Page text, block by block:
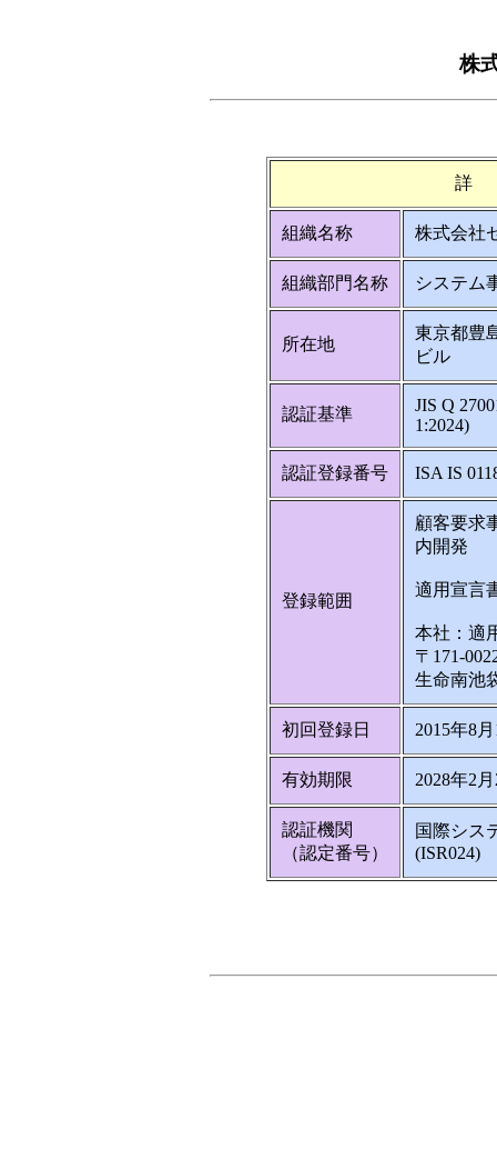
株
詳
組織名称 株式会社
組織部門名称 システム
所在地
東京都豊
ビル
認証基準
JIS Q
1:2024)
認証登録番号 ISA IS
登録範囲
顧客要求
内開発
適用宣言
本社：適
〒171-
生命南池
初回登録日 2015年8
有効期限 2028年2
認証機関
（認定番号）
国際シス
(ISR024)